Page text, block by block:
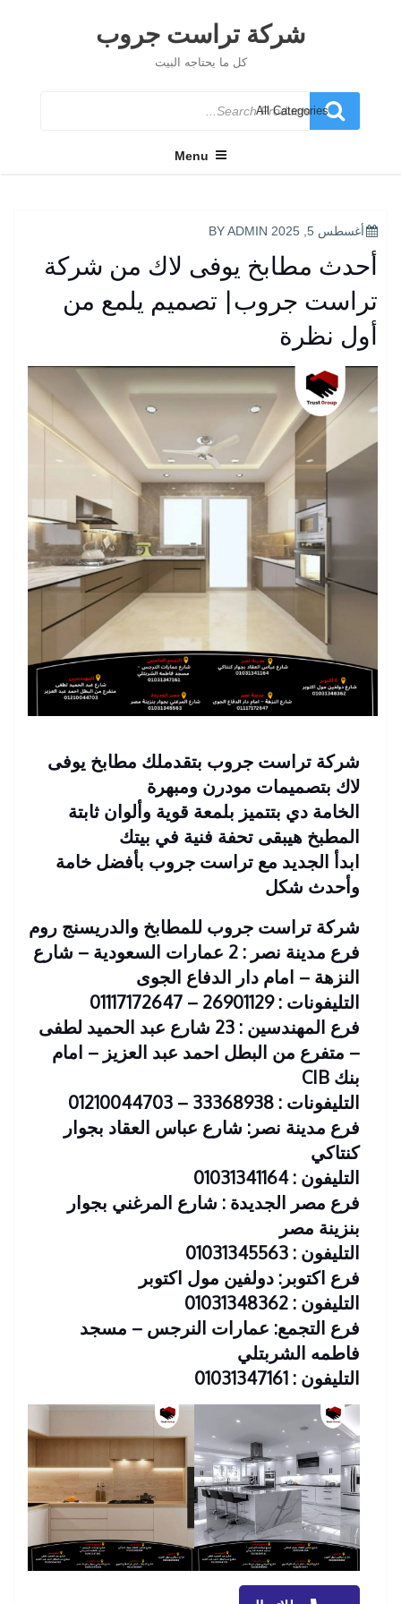
شركة تراست جروب
كل ما يحتاجه البيت
Search
for
Menu
POSTED
أغسطس 5, 2025 ADMIN
أحدث مطابخ يوفى لاك من شركة
تراست جروب| تصميم يلمع من
أول نظرة
شركة تراست جروب بتقدملك مطابخ يوفى
لاك بتصميمات مودرن ومبهرة
الخامة دي بتتميز بلمعة قوية وألوان ثابتة
المطبخ هيبقى تحفة فنية في بيتك
ابدأ الجديد مع تراست جروب بأفضل خامة
وأحدث شكل
شركة تراست جروب للمطابخ والدريسنج روم
فرع مدينة نصر : 2 عمارات السعودية – شارع
النزهة – امام دار الدفاع الجوى
التليفونات : 26901129 – 01117172647
فرع المهندسين : 23 شارع عبد الحميد لطفى
– متفرع من البطل احمد عبد العزيز – امام
بنك CIB
التليفونات : 33368938 – 01210044703
فرع مدينة نصر: شارع عباس العقاد بجوار
كنتاكي
التليفون : 01031341164
فرع مصر الجديدة : شارع المرغني بجوار
بنزينة مصر
التليفون : 01031345563
فرع اكتوبر: دولفين مول اكتوبر
التليفون : 01031348362
فرع التجمع: عمارات النرجس – مسجد
فاطمه الشربتلي
التليفون : 01031347161